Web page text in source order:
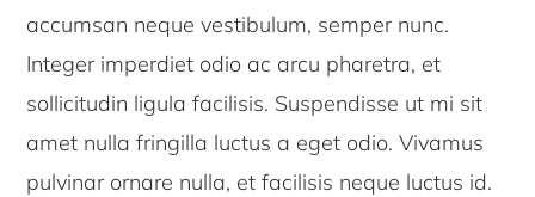
accumsan neque vestibulum, semper nunc.
Integer imperdiet odio ac arcu pharetra, et
sollicitudin ligula facilisis. Suspendisse ut mi sit
amet nulla fringilla luctus a eget odio. Vivamus
pulvinar ornare nulla, et facilisis neque luctus id.